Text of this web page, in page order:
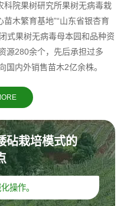
科院果树研究所果树无病毒栽
木繁育基地”“山东省银杏育
式果树无病毒母本园和品种资
源280余个，先后承担过多
国内外销售苗木2亿余株。
砧栽培模式的
操作。